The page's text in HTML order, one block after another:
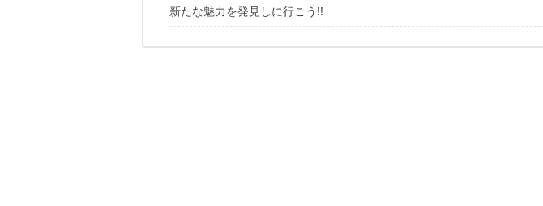
1.スノーピークおち仁淀川キャンプフィールド（高知）
3.京都大呂ガーデンテラス（京都）
新たな魅力を発見しに行こう!!
ゴールデンウィーク、予約はお早めに！